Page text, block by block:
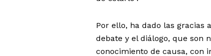
Por ello, ha dado las gracias a
debate y el diálogo, que son
conocimiento de causa, con